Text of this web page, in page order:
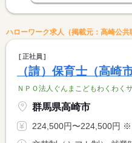
ハローワーク求人（掲載元：高崎公共
正社員
（請）保育士（高崎
ＮＰＯ法人ぐんまこどもわくわく
群馬県高崎市
224,500円〜224,500円 ※フルタイム求人の場合は月額